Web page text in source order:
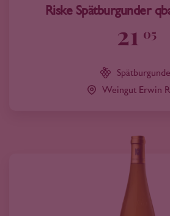
Riske Spätburgunder
21 05
Weingut Erwin